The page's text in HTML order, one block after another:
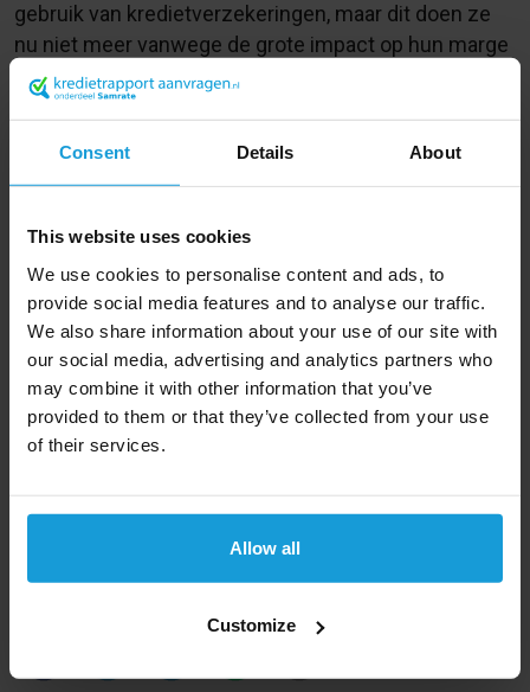
Consent Details About
This website uses cookies
We use cookies to personalise content and ads, to
provide social media features and to analyse our traffic.
We also share information about your use of our site with
our social media, advertising and analytics partners who
may combine it with other information that you’ve
provided to them or that they’ve collected from your use
of their services.
Allow all
Customize
gebruik van kredietverzekeringen, maar dit doen ze
nu niet meer vanwege de grote impact op hun marge
en het rendement. Daarnaast moeten
kredietverzekeraars altijd een risicobeoordeling voor
Dit betekend dat risicobranches zoals: retail, bouw en
nullimiet krijgen en daardoor niet verzekerbaar zijn,
dit terwijl er wel premie moet worden afgedragen.
Oplossing kredietrapport
Als bedrijf wilt u weten met wie u zaken doet. Bestel
daarom vooraf aan de aanname van uw nieuwe
€6,95 (NL) per stuk. U ontvangt het rapport binnen 5